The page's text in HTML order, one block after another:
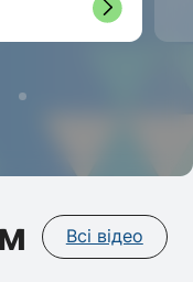
Всі відео